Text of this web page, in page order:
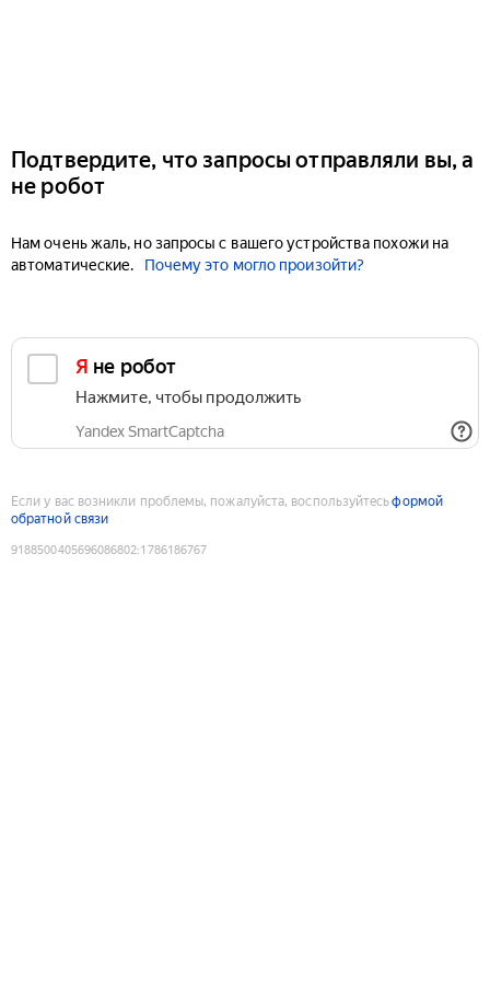
Подтвердите, что запросы отправляли вы, а
не робот
Нам очень жаль, но запросы с вашего устройства похожи на
автоматические.
Почему это могло произойти?
Я не робот
Нажмите, чтобы продолжить
Yandex SmartCaptcha
Если у вас возникли проблемы, пожалуйста, воспользуйтесьформой
обратной связи
9188500405696086802:1786186767